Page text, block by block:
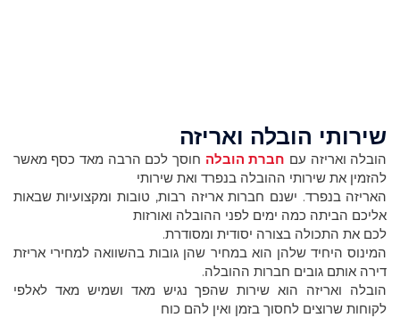
שירותי הובלה ואריזה
הובלה ואריזה עם חברת הובלה חוסך לכם הרבה מאד כסף מאשר
להזמין את שירותי ההובלה בנפרד ואת שירותי
האריזה בנפרד. ישנם חברות אריזה רבות, טובות ומקצועיות שבאות
אליכם הביתה כמה ימים לפני ההובלה ואורזות
לכם את התכולה בצורה יסודית ומסודרת.
המינוס היחיד שלהן הוא במחיר שהן גובות בהשוואה למחירי אריזת
דירה אותם גובים חברות ההובלה.
הובלה ואריזה הוא שירות שהפך נגיש מאד ושמיש מאד לאלפי
לקוחות שרוצים לחסוך בזמן ואין להם כוח